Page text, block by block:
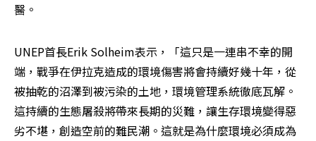
醫。
UNEP首長Erik Solheim表示，「這只是一連串不幸的開
端，戰爭在伊拉克造成的環境傷害將會持續好幾十年，從
被抽乾的沼澤到被污染的土地，環境管理系統徹底瓦解。
這持續的生態屠殺將帶來長期的災難，讓生存環境變得惡
劣不堪，創造空前的難民潮。這就是為什麼環境必須成為